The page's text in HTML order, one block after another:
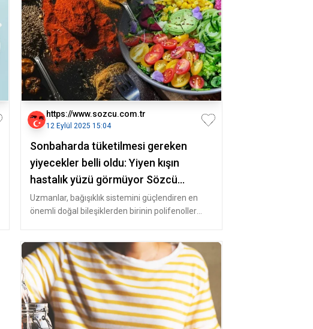
https://www.sozcu.com.tr
12 Eylül 2025 15:04
Sonbaharda tüketilmesi gereken
yiyecekler belli oldu: Yiyen kışın
hastalık yüzü görmüyor Sözcü
Gazetesi
Uzmanlar, bağışıklık sistemini güçlendiren en
önemli doğal bileşiklerden birinin polifenoller